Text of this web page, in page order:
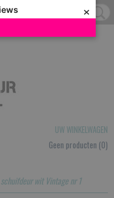
×
UW WINKELWAGEN
Geen producten (0)
wit Vintage nr 1